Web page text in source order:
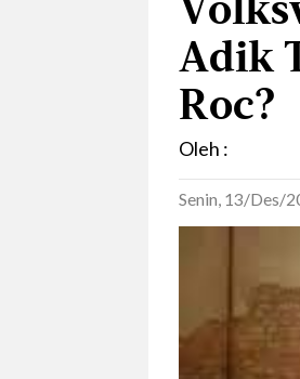
Adik
Roc?
Oleh :
Senin, 13/Des/